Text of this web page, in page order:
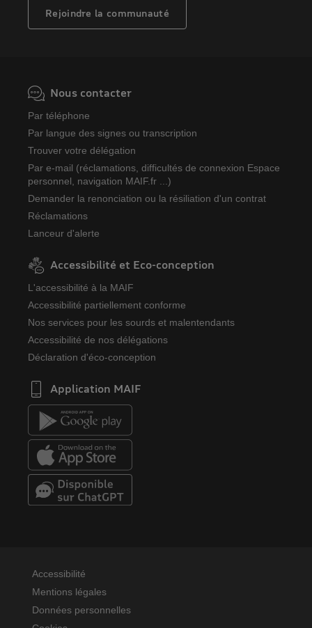
Rejoindre la communauté
Nous contacter
Par téléphone
Par langue des signes ou transcription
Trouver votre délégation
Par e-mail (réclamations, difficultés de connexion Espace
personnel, navigation MAIF.fr ...)
Demander la renonciation ou la résiliation d'un contrat
Réclamations
Lanceur d'alerte
Accessibilité et Eco-conception
L'accessibilité à la MAIF
Accessibilité partiellement conforme
Nos services pour les sourds et malentendants
Accessibilité de nos délégations
Déclaration d'éco-conception
Application MAIF
Accessibilité
Mentions légales
Données personnelles